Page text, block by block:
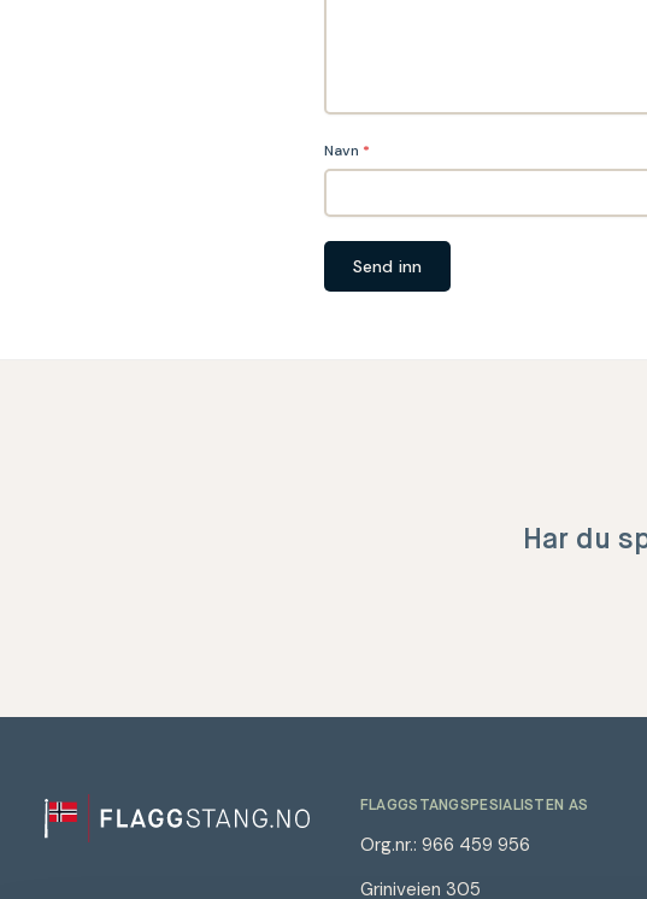
Navn *
Har du
FLAGGSTANGSPESIALISTEN AS
Org.nr.: 966 459 956
Griniveien 305